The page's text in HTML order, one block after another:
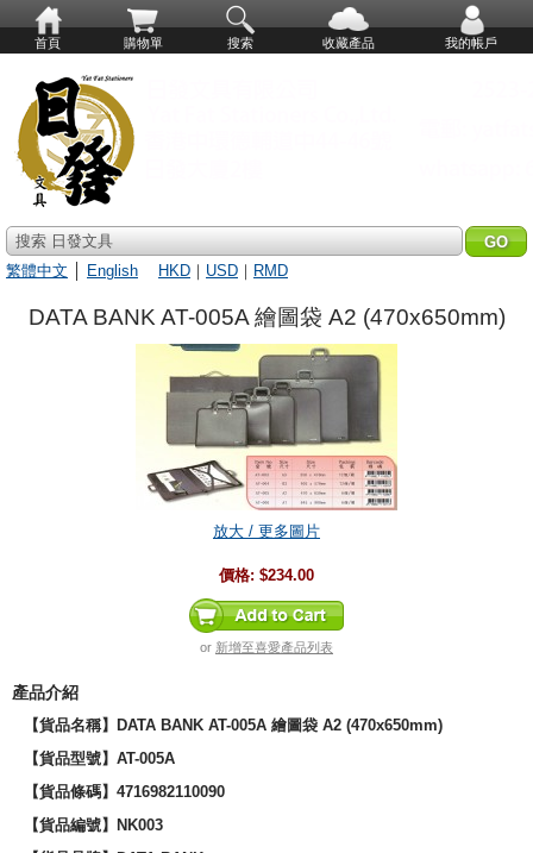
首頁 購物單 搜索 收藏產品 我的帳戶
搜索 日發文具
繁體中文
English HKD ｜ USD ｜ RMD
DATA BANK AT-005A 繪圖袋 A2 (470x650mm)
放大 / 更多圖片
價格: $234.00
or 新增至喜愛產品列表
產品介紹
【貨品名稱】DATA BANK AT-005A 繪圖袋 A2 (470x650mm)
【貨品型號】AT-005A
【貨品條碼】4716982110090
【貨品編號】NK003